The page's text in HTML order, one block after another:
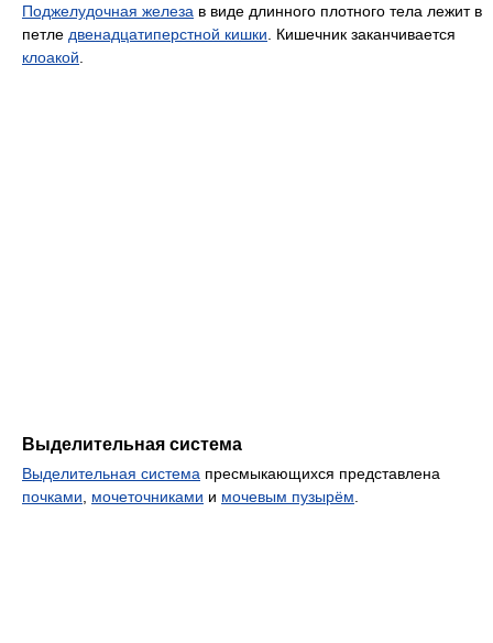
Поджелудочная железа в виде длинного плотного тела лежит в
петле двенадцатиперстной кишки . Кишечник заканчивается
клоакой
Выделительная система
Выделительная система пресмыкающихся представлена
почками
мочеточниками и мочевым пузырём